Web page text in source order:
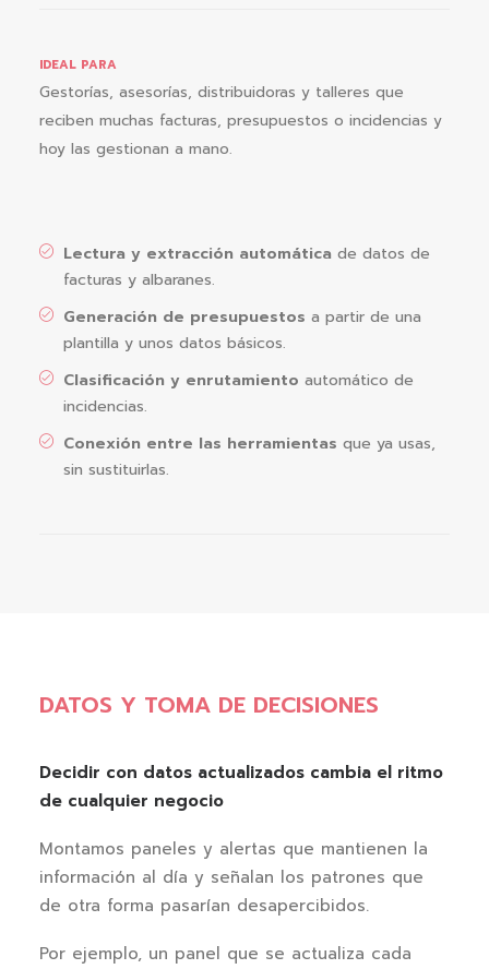
IDEAL PARA
Gestorías, asesorías, distribuidoras y talleres que
reciben muchas facturas, presupuestos o incidencias y
hoy las gestionan a mano.
Lectura y extracción automática de datos de
facturas y albaranes.
Generación de presupuestos a partir de una
plantilla y unos datos básicos.
Clasificación y enrutamiento automático de
incidencias.
Conexión entre las herramientas que ya usas,
sin sustituirlas.
DATOS Y TOMA DE DECISIONES
Decidir con datos actualizados cambia el ritmo
de cualquier negocio
Montamos paneles y alertas que mantienen la
información al día y señalan los patrones que
de otra forma pasarían desapercibidos.
Por ejemplo, un panel que se actualiza cada